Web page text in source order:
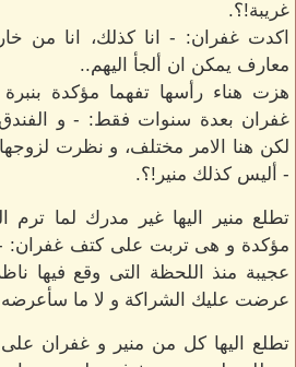
غريبة!؟.
اكدت غفران: - انا كذلك، انا من
معارف يمكن ان ألجأ اليهم..
هزت هناء رأسها تفهما مؤكدة بنبرة
غفران بعدة سنوات فقط: - و
لكن هنا الامر مختلف، و نظرت
- أليس كذلك منير!؟.
تطلع منير اليها غير مدرك لما ترم
مؤكدة و هى تربت على كتف غفران:
عجيبة منذ اللحظة التى وقع فيها
عرضت عليك الشراكة و لا ما سأعرضه
تطلع اليها كل من منير و غفران